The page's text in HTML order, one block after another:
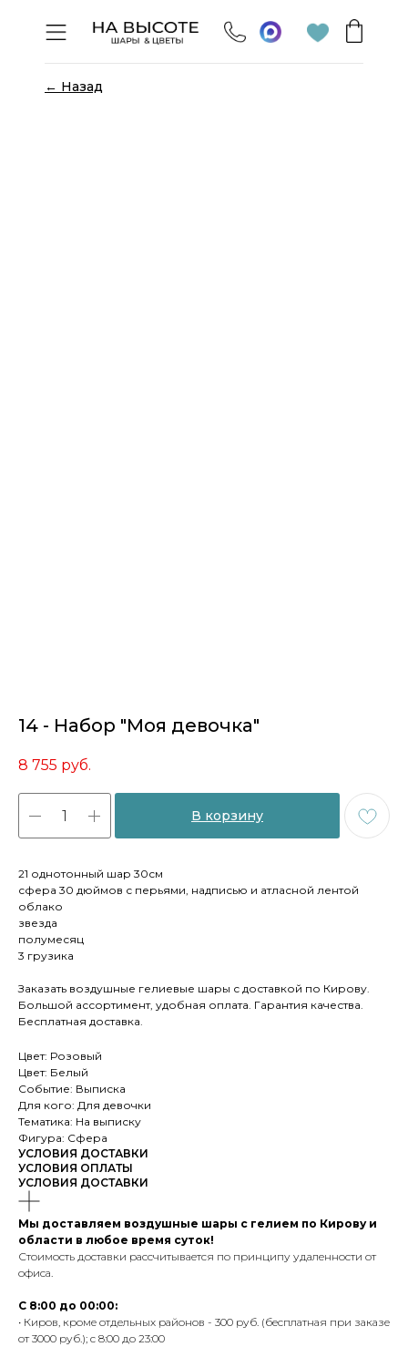
← Назад
14 - Набор "Моя девочка"
8 755 руб.
В корзину
21 однотонный шар 30см
сфера 30 дюймов с перьями, надписью и атласной лентой
облако
звезда
полумесяц
3 грузика
Заказать воздушные гелиевые шары с доставкой по Кирову.
Большой ассортимент, удобная оплата. Гарантия качества.
Бесплатная доставка.
Цвет: Розовый
Цвет: Белый
Событие: Выписка
Для кого: Для девочки
Тематика: На выписку
Фигура: Сфера
УСЛОВИЯ ДОСТАВКИ
УСЛОВИЯ ОПЛАТЫ
УСЛОВИЯ ДОСТАВКИ
Мы доставляем воздушные шары с гелием по Кирову и
области в любое время суток!
Стоимость доставки рассчитывается по принципу удаленности от
офиса.
С 8:00 до 00:00:
• Киров, кроме отдельных районов - 300 руб. (бесплатная при заказе
от 3000 руб.); с 8:00 до 23:00